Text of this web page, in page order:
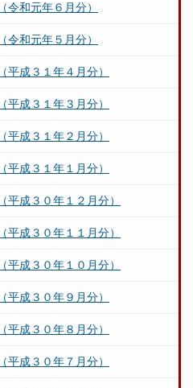
令和元年６月分）
令和元年５月分）
平成３１年４月分）
平成３１年３月分）
平成３１年２月分）
平成３１年１月分）
平成３０年１２月分）
平成３０年１１月分）
平成３０年１０月分）
平成３０年９月分）
平成３０年８月分）
平成３０年７月分）